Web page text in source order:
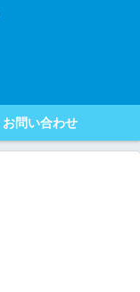
お問い合わせ